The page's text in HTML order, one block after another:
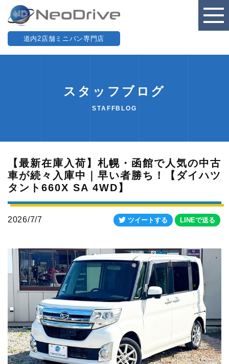
道内2店舗ミニバン専門店
スタッフブログ
STAFFBLOG
【最新在庫入荷】札幌・函館で人気の中古
車が続々入庫中｜早い者勝ち！【ダイハツ
タント660X SA 4WD】
2026/7/7 ツイートする LINEで送る